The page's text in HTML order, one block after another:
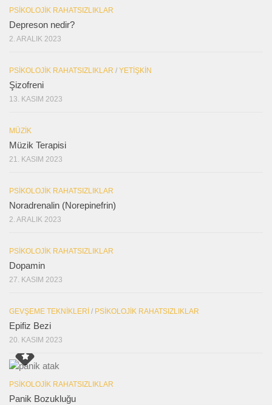
PSIKOLOJIK RAHATSIZLIKLAR
Depreson nedir?
2. ARALIK 2023
PSIKOLOJIK RAHATSIZLIKLAR / YETIŞKIN
Şizofreni
13. KASIM 2023
MÜZIK
Müzik Terapisi
21. KASIM 2023
PSIKOLOJIK RAHATSIZLIKLAR
Noradrenalin (Norepinefrin)
2. ARALIK 2023
PSIKOLOJIK RAHATSIZLIKLAR
Dopamin
27. KASIM 2023
GEVŞEME TEKNIKLERI / PSIKOLOJIK RAHATSIZLIKLAR
Epifiz Bezi
20. KASIM 2023
PSIKOLOJIK RAHATSIZLIKLAR
Panik Bozukluğu